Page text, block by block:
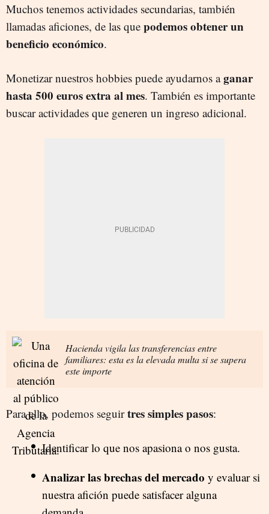
Muchos tenemos actividades secundarias, también
llamadas aficiones, de las que podemos obtener un
beneficio económico.
Monetizar nuestros hobbies puede ayudarnos aganar
hasta 500 euros extra al mes. También es importante
buscar actividades que generen un ingreso adicional.
Hacienda vigila las transferencias entre
familiares: esta es la elevada multa si se supera
este importe
Para ello, podemos seguirtres simples pasos:
Identificar lo que nos apasiona o nos gusta.
Analizar las brechas del mercado y evaluar si
nuestra afición puede satisfacer alguna